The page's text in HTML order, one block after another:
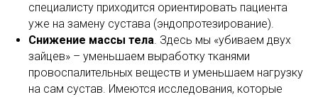
специалисту приходится ориентировать пациента
уже на замену сустава (эндопротезирование).
Снижение массы тела. Здесь мы «убиваем двух
зайцев» – уменьшаем выработку тканями
провоспалительных веществ и уменьшаем нагрузку
на сам сустав. Имеются исследования, которые